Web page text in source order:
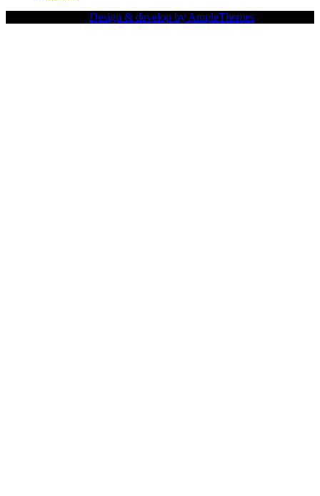
Design & develop by AmpleThemes